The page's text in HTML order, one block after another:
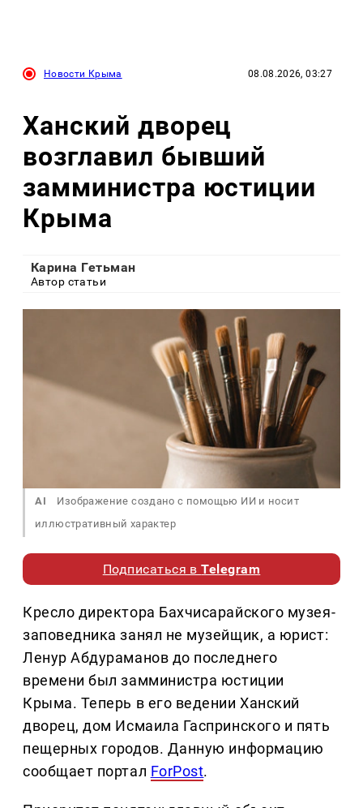
Новости Крыма 08.08.2026, 03:27
Ханский дворец
возглавил бывший
замминистра юстиции
Крыма
Карина Гетьман
Автор статьи
AI
Изображение создано с помощью ИИ и носит
иллюстративный характер
Подписаться вTelegram
Кресло директора Бахчисарайского музея-
заповедника занял не музейщик, а юрист:
Ленур Абдураманов до последнего
времени был замминистра юстиции
Крыма. Теперь в его ведении Ханский
дворец, дом Исмаила Гаспринского и пять
пещерных городов. Данную информацию
сообщает портал ForPost.